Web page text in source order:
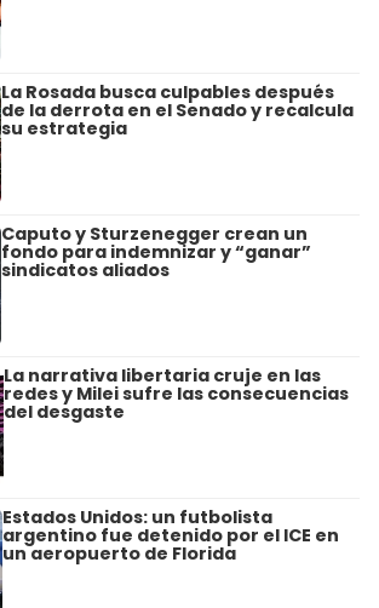
La Rosada busca culpables después
de la derrota en el Senado y recalcula
su estrategia
Caputo y Sturzenegger crean un
fondo para indemnizar y “ganar”
sindicatos aliados
La narrativa libertaria cruje en las
redes y Milei sufre las consecuencias
del desgaste
Estados Unidos: un futbolista
argentino fue detenido por el ICE en
un aeropuerto de Florida